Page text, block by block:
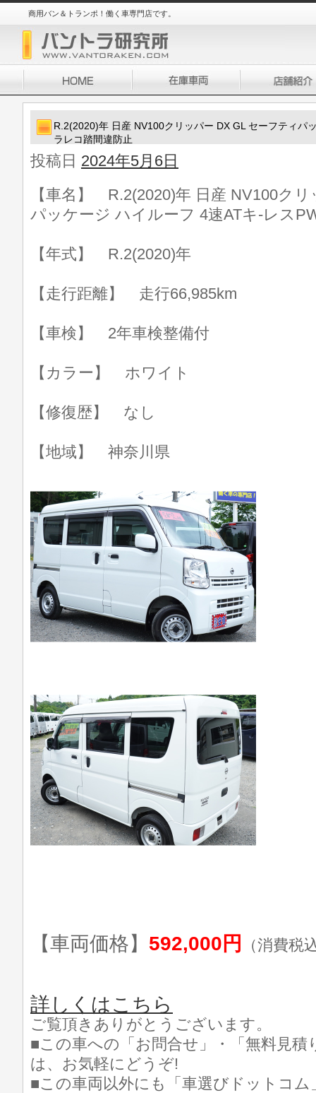
商用バン＆トランポ！働く車専門店です。
R.2(2020)年 日産 NV100クリッパー DX GL セーフティパ
ラレコ踏間違防止
投稿日 2024年5月6日
【車名】 R.2(2020)年 日産 NV100ク
パッケージ ハイルーフ 4速ATキ-レス
【年式】 R.2(2020)年
【走行距離】 走行66,985km
【車検】 2年車検整備付
【カラー】 ホワイト
【修復歴】 なし
【地域】 神奈川県
【車両価格】 592,000円 （消費税
詳しくはこちら
ご覧頂きありがとうございます。
■この車への「お問合せ」・「無料見積
は、お気軽にどうぞ!
■この車両以外にも「車選びドットコ